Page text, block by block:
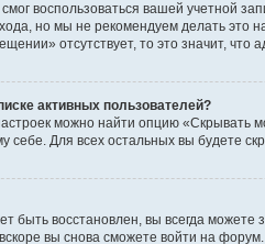
воспользоваться вашей учетной
но мы не рекомендуем делать это
отсутствует, то это значит, что
активных пользователей?
можно найти опцию
Для всех остальных вы будете
быть восстановлен, вы всегда
вы снова сможете войти на форум.